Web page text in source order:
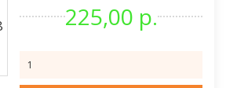
225,00 р.